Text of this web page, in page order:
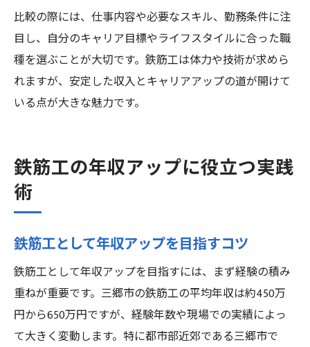
比較の際には、仕事内容や必要なスキル、勤務条件に注
目し、自分のキャリア目標やライフスタイルに合った職
種を選ぶことが大切です。鉄筋工は体力や技術が求めら
れますが、安定した収入とキャリアアップの道が開けて
いる点が大きな魅力です。
鉄筋工の年収アップに役立つ実践
術
鉄筋工として年収アップを目指すコツ
鉄筋工として年収アップを目指すには、まず経験の積み
重ねが重要です。三郷市の鉄筋工の平均年収は約450万
円から650万円ですが、経験年数や現場での実績によっ
て大きく変動します。特に都市部近郊である三郷市で